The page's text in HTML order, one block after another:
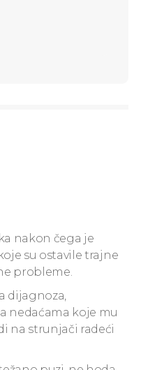
nakon čega je
su ostavile trajne
probleme.
dijagnoza,
nedaćama koje mu
na strunjači radeći